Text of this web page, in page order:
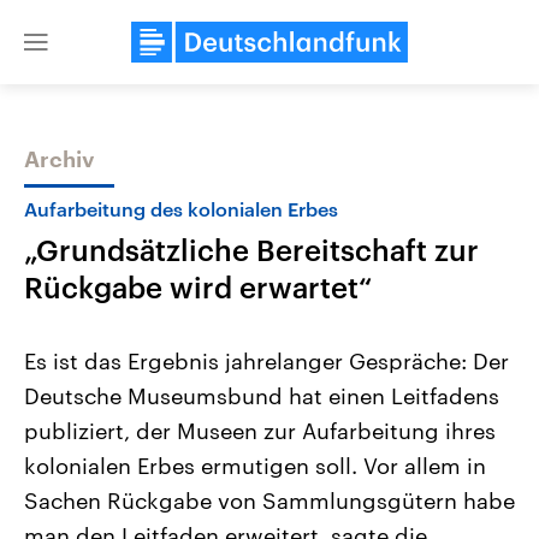
Close
Themen
Landtagswahl Sachsen-Anhalt
2026
Alle Informationen
Sachsen-Anhalt wählt am 6.
September 2026 einen neuen
Landtag. Seit 2021 wird das
Bundesland von einer Koalition aus
USA
Aktuelle Beiträge,
Hintergründe
Wirtschaftlich und
gehören die Vereinigten
den mächtigsten Ländern
mit großem Einfluss auf
Archiv
Aufarbeitung des kolonialen Erbes
„Grundsätzliche Bereitschaft zur
Rückgabe wird erwartet“
Es ist das Ergebnis jahrelanger Gespräche: Der
Deutsche Museumsbund hat einen Leitfadens
publiziert, der Museen zur Aufarbeitung ihres
kolonialen Erbes ermutigen soll. Vor allem in
Sachen Rückgabe von Sammlungsgütern habe